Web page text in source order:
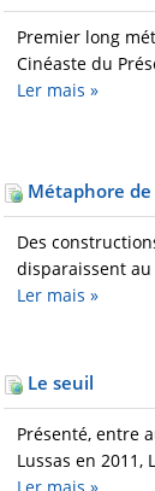
Premier long
Cinéaste du
Ler mais »
Métaphore
Des
disparaissent
Ler mais »
Le seuil
Présenté, entre
Lussas en 2011,